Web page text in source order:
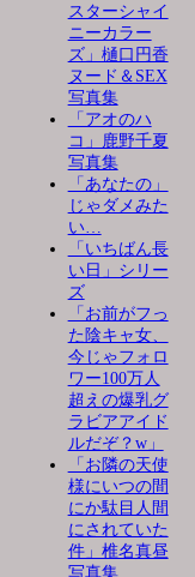
スターシャイ
ニーカラー
ズ」樋口円香
ヌード＆SEX
写真集
「アオのハ
コ」鹿野千夏
写真集
「あなたの」
じゃダメみた
い…
「いちばん長
い日」シリー
ズ
「お前がフっ
た陰キャ女、
今じゃフォロ
ワー100万人
超えの爆乳グ
ラビアアイド
ルだぞ？w」
「お隣の天使
様にいつの間
にか駄目人間
にされていた
件」椎名真昼
写真集